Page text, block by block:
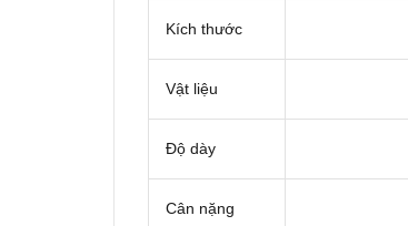
Kích thước
Vật liệu
Độ dày
Cân nặng